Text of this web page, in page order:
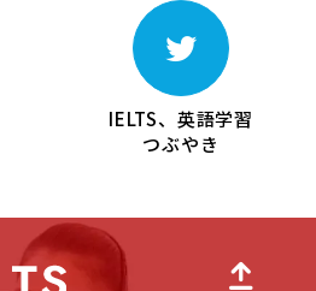
IELTS、英語学習
つぶやき